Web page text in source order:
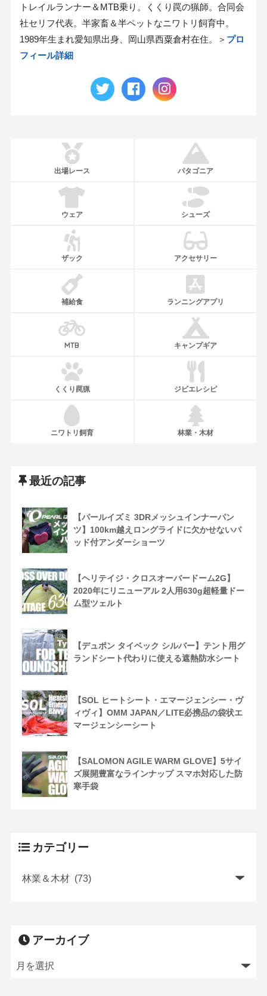
トレイルランナー＆MTB乗り。くくり罠の猟師。合同会
社セリフ代表。半家畜＆半ペットなニワトリ飼育中。
1989年生まれ愛知県出身、岡山県西粟倉村在住。＞ プロ
フィール詳細
出場レース パタゴニア
ウェア シューズ
ザック アクセサリー
補給食 ランニングアプリ
MTB キャンプギア
くくり罠猟 ジビエレシピ
ニワトリ飼育 林業・木材
最近の記事
【パールイズミ 3DRメッシュインナーパン
ツ】100km越えロングライドに欠かせないパ
ッド付アンダーショーツ
【ヘリテイジ・クロスオーバードーム2G】
2020年にリニューアル 2人用630g超軽量ドー
ム型ツェルト
【デュポン タイベック シルバー】テント用グ
ランドシート代わりに使える遮熱防水シート
【SOL ヒートシート・エマージェンシー・ヴ
ィヴィ】OMM JAPAN／LITE必携品の袋状エ
マージェンシーシート
【SALOMON AGILE WARM GLOVE】5サイ
ズ展開豊富なラインナップ スマホ対応した防
寒手袋
カテゴリー
アーカイブ